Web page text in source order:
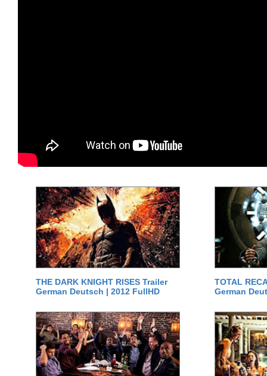
THE DARK KNIGHT RISES Trailer
German Deutsch | 2012 FullHD
TOTAL
German